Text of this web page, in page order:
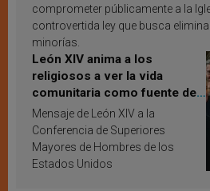
comprometer públicamente a la
controvertida ley que busca
minorías.
León XIV anima a los
religiosos a ver la vida
comunitaria como fuente de
inspiración y santificación
Mensaje de León XIV a la
Conferencia de Superiores
Mayores de Hombres de los
Estados Unidos